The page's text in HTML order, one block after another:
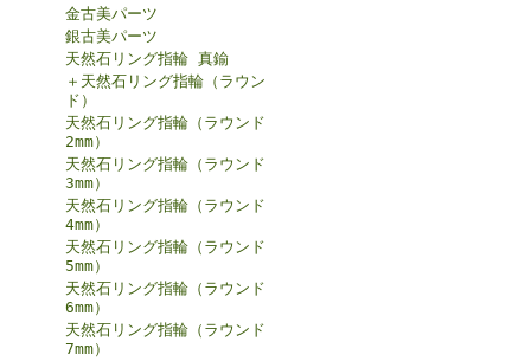
金古美パーツ
銀古美パーツ
天然石リング指輪 真鍮
＋天然石リング指輪（ラウン
ド）
天然石リング指輪（ラウンド
2mm）
天然石リング指輪（ラウンド
3mm）
天然石リング指輪（ラウンド
4mm）
天然石リング指輪（ラウンド
5mm）
天然石リング指輪（ラウンド
6mm）
天然石リング指輪（ラウンド
7mm）